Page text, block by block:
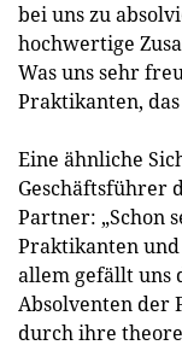
bei uns zu
hochwertige
Was uns sehr
Praktikanten,
Eine ähnliche
Geschäftsführer
Partner: „Schon
Praktikanten und
allem gefällt uns
Absolventen der
durch ihre